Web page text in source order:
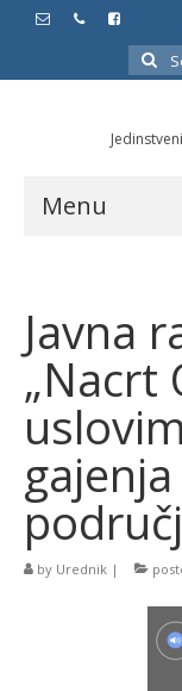
for:
Menu
Službeni
Javne nabavke
Značajni
Program
sektoru
Javna
„Nacrt
by Urednik |